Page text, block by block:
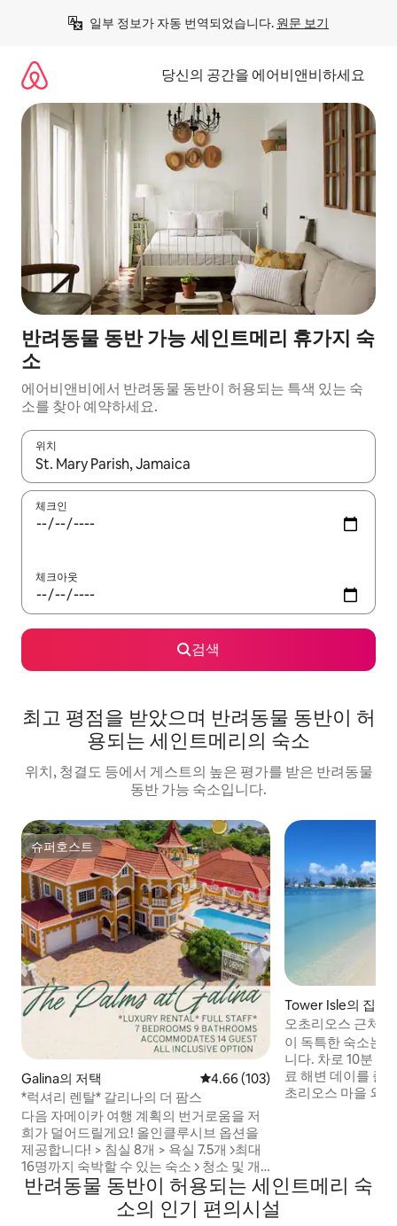
일부 정보가 자동 번역되었습니다. 원문 보기
당신의 공간을 에어비앤비하세요
반려동물 동반 가능 세인트메리 휴가지 숙
소
에어비앤비에서 반려동물 동반이 허용되는 특색 있는 숙
소를 찾아 예약하세요.
위치
결과가 나오면 위·아래 화살표 키를 사용하거나 터치 또는 스와이
체크인
체크아웃
검색
최고 평점을 받았으며 반려동물 동반이 허
용되는 세인트메리의 숙소
위치, 청결도 등에서 게스트의 높은 평가를 받은 반려동물
동반 가능 숙소입니다.
슈퍼호스트
슈퍼호스트
Galina의 저택 평점 4.66점(5점 만점), 후기 103
4.66 (103)
*럭셔리 렌탈* 갈리나의 더 팜스
다음 자메이카 여행 계획의 번거로움을 저
희가 덜어드릴게요! 올인클루시브 옵션을
제공합니다! > 침실 8개 > 욕실 7.5개 >>최대
16명까지 숙박할 수 있는 숙소 >> 청소 및 개
인 일일 셰프는 임대료에 포함됩니다. >> 공
항 왕복 교통편 및/또는 전일 운전기사를 준
비해 드릴 수 있습니다. >>필요한 경우 투어
Tower Isle의 집
오초리오스 근처
무료로 출입할 수
이 독특한 숙소는
니다. 차로 10분 거
료 해변 데이를 즐길 수
초리오스 마을 외
습니다. 이 숙소는
가든 하우스로, 편
반려동물 동반이 허용되는 세인트메리 숙
소의 인기 편의시설